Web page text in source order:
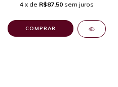
4 x de R$87,50 sem juros
COMPRAR